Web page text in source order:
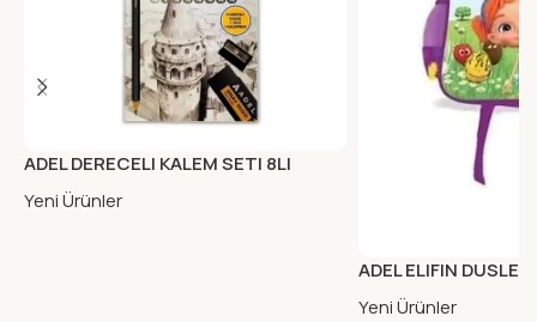
ADEL DERECELI KALEM SETI 8LI
Yeni Ürünler
ADEL ELIFIN
BESLENME MOR
Yeni Ürünler